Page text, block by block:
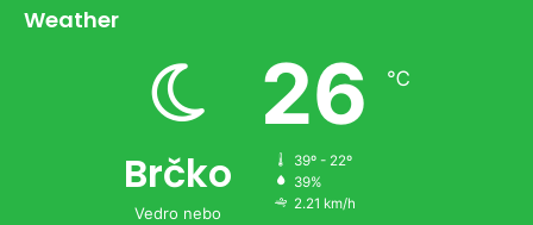
Weather
Brčko
Vedro nebo
26 ℃
39º - 22º
39%
2.21 km/h